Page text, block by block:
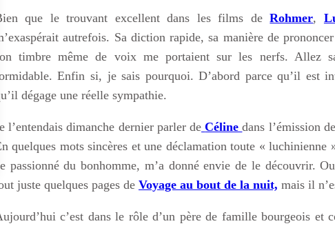
que le trouvant excellent dans les films deRohmer,
autrefois. Sa diction rapide, sa manière de
timbre même de voix me portaient sur les nerfs. Allez
Enfin si, je sais pourquoi. D’abord parce qu’il est
dégage une réelle sympathie.
l’entendais dimanche dernier parler de Célinedans l’émission
quelques mots sincères et une déclamation toute « luchinienne
passionné du bonhomme, m’a donné envie de le découvrir.
juste quelques pages de Voyage au bout de la nuit, mais il
c’est dans le rôle d’un père de famille bourgeois et